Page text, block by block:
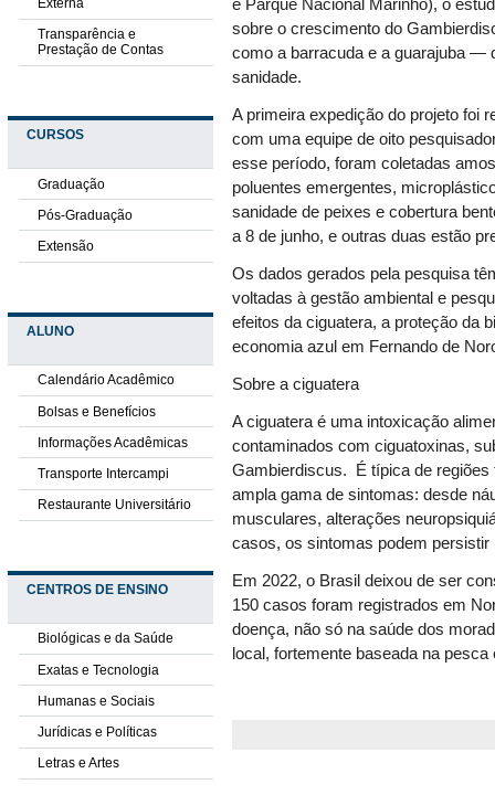
Externa
Transparência e
Prestação de Contas
CURSOS
Graduação
Pós-Graduação
Extensão
ALUNO
Calendário Acadêmico
Bolsas e Benefícios
Informações Acadêmicas
Transporte Intercampi
Restaurante Universitário
CENTROS DE ENSINO
Biológicas e da Saúde
Exatas e Tecnologia
Humanas e Sociais
Jurídicas e Políticas
Letras e Artes
e Parque Nacional Marinho), o
sobre o crescimento do
como a barracuda e a guarajuba —
sanidade.
A primeira expedição do projeto foi
com uma equipe de oito
esse período, foram coletadas
poluentes emergentes,
sanidade de peixes e cobertura
a 8 de junho, e outras duas estão
Os dados gerados pela pesquisa
voltadas à gestão ambiental e
efeitos da ciguatera, a proteção da
economia azul em Fernando de
Sobre a ciguatera
A ciguatera é uma intoxicação
contaminados com ciguatoxinas,
Gambierdiscus. É típica de regiões
ampla gama de sintomas: desde
musculares, alterações
casos, os sintomas podem
Em 2022, o Brasil deixou de ser
150 casos foram registrados em
doença, não só na saúde dos
local, fortemente baseada na pesca